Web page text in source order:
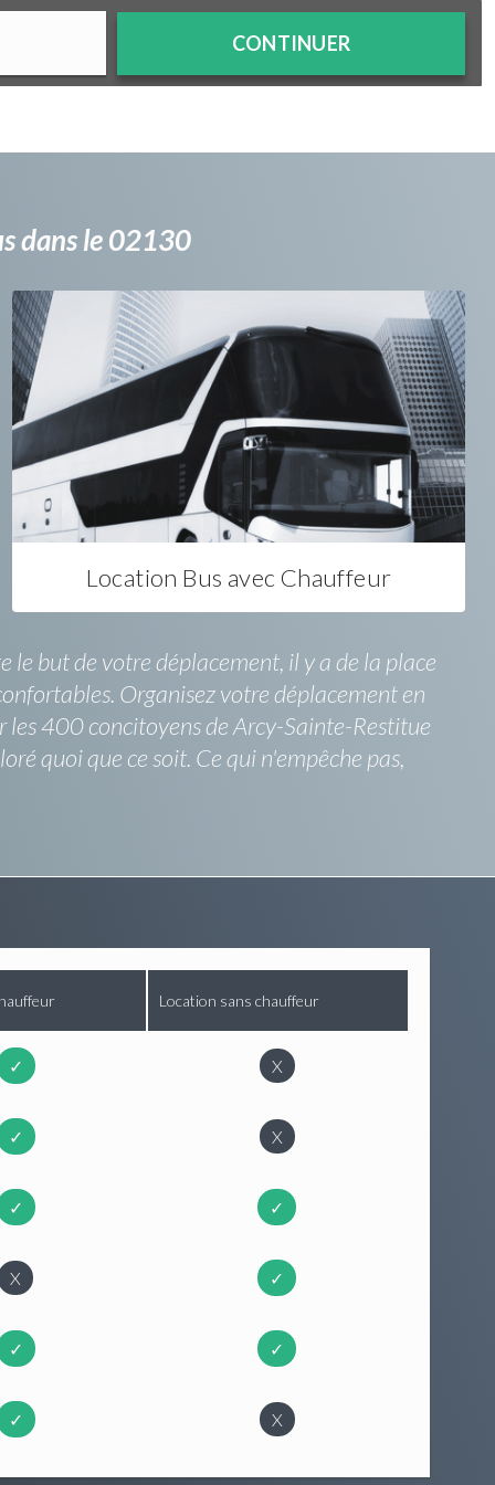
CONTINUER
dans le 02130
Location Bus avec Chauffeur
but de votre déplacement, il y a de la place
Organisez votre déplacement en
les 400 concitoyens de Arcy-Sainte-Restitue
quoi que ce soit. Ce qui n'empêche pas,
Location sans chauffeur
✓ X
✓ X
✓ ✓
X ✓
✓ ✓
✓ X